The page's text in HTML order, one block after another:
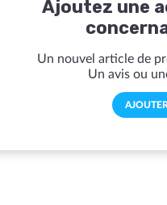
Ajoutez une
Un nouvel article de
Un avis ou